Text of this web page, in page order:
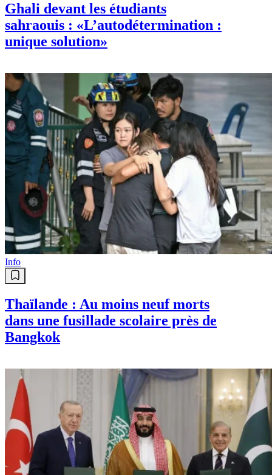
Ghali devant les étudiants
sahraouis : «L’autodétermination :
unique solution»
Info
Thaïlande : Au moins neuf morts
dans une fusillade scolaire près de
Bangkok